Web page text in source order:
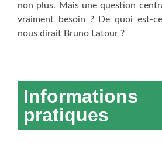
non plus. Mais une question
vraiment besoin ? De quoi est-
nous dirait Bruno Latour ?
Informations
pratiques